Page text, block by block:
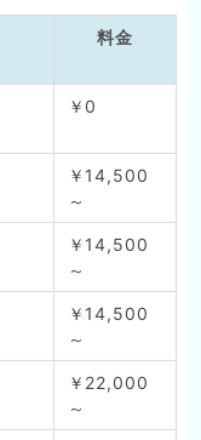
料金
￥0
￥14,500
～
￥14,500
～
￥14,500
～
￥22,000
～